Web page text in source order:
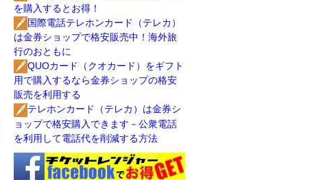
を購入するとお得！
国際電話テレホンカード（テレカ）
は金券ショップで格安販売中！海外旅
行のおともに
QUOカード（クオカード）をギフト
用で購入するなら金券ショップの格安
販売を利用する
テレホンカード（テレカ）は金券シ
ョップで格安購入できます－公衆電話
を利用して電話代を削減する方法